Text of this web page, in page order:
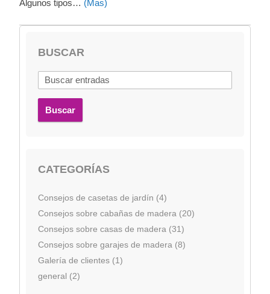
Algunos tipos… (Mas)
BUSCAR
Buscar
CATEGORÍAS
Consejos de casetas de jardín (4)
Consejos sobre cabañas de madera (20)
Consejos sobre casas de madera (31)
Consejos sobre garajes de madera (8)
Galería de clientes (1)
general (2)